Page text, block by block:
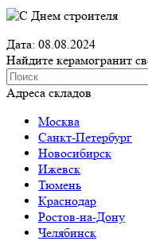
Дата: 08.08.2024
Найдите керамогранит
Адреса складов
Москва
Санкт-Петербург
Новосибирск
Ижевск
Тюмень
Краснодар
Ростов-на-Дону
Челябинск